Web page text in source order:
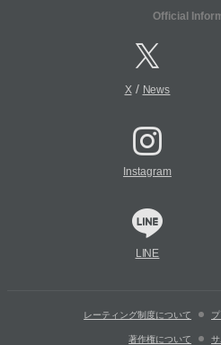
Official
X/ News
Instagram
LINE
レーティング制度について
著作権について